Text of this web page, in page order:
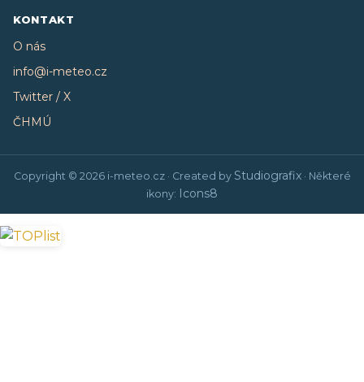
KONTAKT
O nás
info@i-meteo.cz
Twitter / X
ČHMÚ
Copyright © 2026 i-meteo.cz · Created by Studiografix· Některé
ikony: Icons8